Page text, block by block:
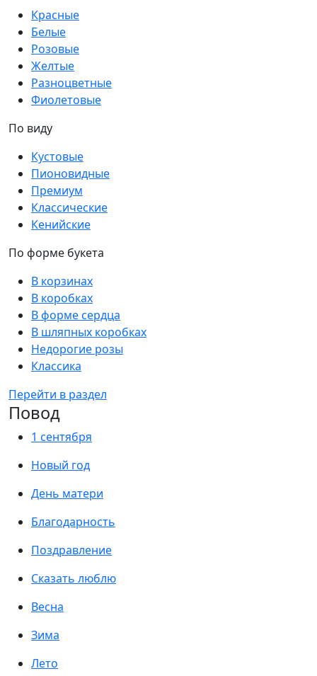
Красные
Белые
Розовые
Желтые
Разноцветные
Фиолетовые
По виду
Кустовые
Пионовидные
Премиум
Классические
Кенийские
По форме букета
В корзинах
В коробках
В форме сердца
В шляпных коробках
Недорогие розы
Классика
Перейти в раздел
Повод
1 сентября
Новый год
День матери
Благодарность
Поздравление
Сказать люблю
Весна
Зима
Лето